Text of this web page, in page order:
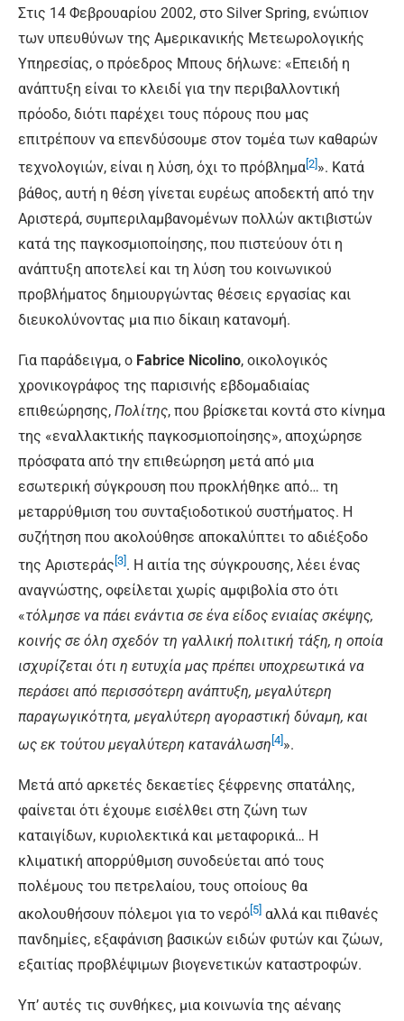
Στις 14 Φεβρουαρίου 2002, στο Silver Spring, ενώπιον
των υπευθύνων της Αμερικανικής Μετεωρολογικής
Υπηρεσίας, ο πρόεδρος Μπους δήλωνε: «Επειδή η
ανάπτυξη είναι το κλειδί για την περιβαλλοντική
πρόοδο, διότι παρέχει τους πόρους που μας
επιτρέπουν να επενδύσουμε στον τομέα των καθαρών
τεχνολογιών, είναι η λύση, όχι το πρόβλημα[2]». Κατά
βάθος, αυτή η θέση γίνεται ευρέως αποδεκτή από την
Αριστερά, συμπεριλαμβανομένων πολλών ακτιβιστών
κατά της παγκοσμιοποίησης, που πιστεύουν ότι η
ανάπτυξη αποτελεί και τη λύση του κοινωνικού
προβλήματος δημιουργώντας θέσεις εργασίας και
διευκολύνοντας μια πιο δίκαιη κατανομή.
Για παράδειγμα, ο Fabrice Nicolino, οικολογικός
χρονικογράφος της παρισινής εβδομαδιαίας
επιθεώρησης, Πολίτης, που βρίσκεται κοντά στο κίνημα
της «εναλλακτικής παγκοσμιοποίησης», αποχώρησε
πρόσφατα από την επιθεώρηση μετά από μια
εσωτερική σύγκρουση που προκλήθηκε από… τη
μεταρρύθμιση του συνταξιοδοτικού συστήματος. Η
συζήτηση που ακολούθησε αποκαλύπτει το αδιέξοδο
της Αριστεράς [3]. Η αιτία της σύγκρουσης, λέει ένας
αναγνώστης, οφείλεται χωρίς αμφιβολία στο ότι
«τόλμησε να πάει ενάντια σε ένα είδος ενιαίας σκέψης,
κοινής σε όλη σχεδόν τη γαλλική πολιτική τάξη, η οποία
ισχυρίζεται ότι η ευτυχία μας πρέπει υποχρεωτικά να
περάσει από περισσότερη ανάπτυξη, μεγαλύτερη
παραγωγικότητα, μεγαλύτερη αγοραστική δύναμη, και
ως εκ τούτου μεγαλύτερη κατανάλωση [4] ».
Μετά από αρκετές δεκαετίες ξέφρενης σπατάλης,
φαίνεται ότι έχουμε εισέλθει στη ζώνη των
καταιγίδων, κυριολεκτικά και μεταφορικά… Η
κλιματική απορρύθμιση συνοδεύεται από τους
πολέμους του πετρελαίου, τους οποίους θα
ακολουθήσουν πόλεμοι για το νερό [5] αλλά και πιθανές
πανδημίες, εξαφάνιση βασικών ειδών φυτών και ζώων,
εξαιτίας προβλέψιμων βιογενετικών καταστροφών.
Υπ’ αυτές τις συνθήκες, μια κοινωνία της αέναης